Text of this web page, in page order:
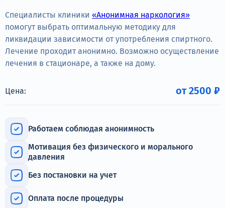
Нарколог
Стационар
Психиатрия
Контакты
Круглосуточно, анонимно
+7 (905) 483-87-88
Специалисты клиники «Анонимная наркология»
помогут выбрать оптимальную методику для
ликвидации зависимости от употребления спиртного.
Лечение проходит анонимно. Возможно осуществление
лечения в стационаре, а также на дому.
Цена: от 2500 ₽
Работаем соблюдая анонимность
Мотивация без физического и морального
давления
Без постановки на учет
Оплата после процедуры